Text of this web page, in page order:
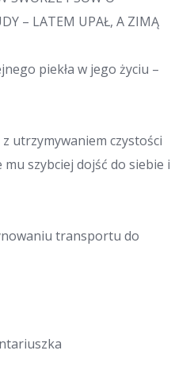
– LATEM UPAŁ, A ZIMĄ
piekła w jego życiu –
utrzymywaniem czystości
szybciej dojść do siebie i
transportu do